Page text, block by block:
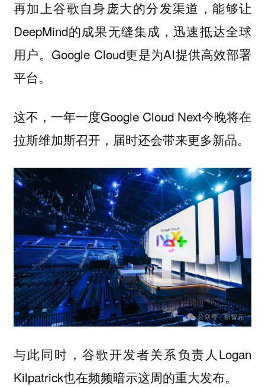
再加上谷歌自身庞大的分发渠道，能够让
DeepMind的成果无缝集成，迅速抵达全球
用户。Google Cloud更是为AI提供高效部署
平台。
这不，一年一度Google Cloud Next今晚将在
拉斯维加斯召开，届时还会带来更多新品。
与此同时，谷歌开发者关系负责人Logan
Kilpatrick也在频频暗示这周的重大发布。